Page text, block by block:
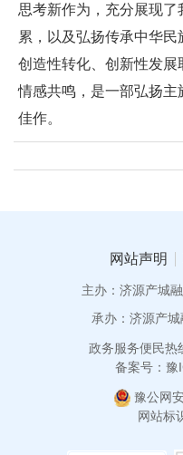
思考新作为，充分展现
累，以及弘扬传承中华
创造性转化、创新性发
情感共鸣，是一部弘扬
佳作。
网站声明
主办：济源产城
承办：济源产
政务服务便民热
备案号：豫
豫公网
网站标